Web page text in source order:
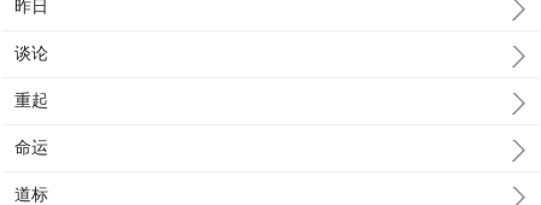
昨日
谈论
重起
命运
道标